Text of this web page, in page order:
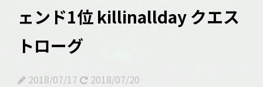
ェンド1位 killinallday クエス
トローグ
2018/07/17 2018/07/20